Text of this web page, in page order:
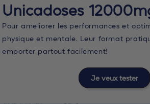
Unicadoses
Pour ameliorer les performances et
physique et mentale. Leur format
emporter partout facilement!
Je veux tester